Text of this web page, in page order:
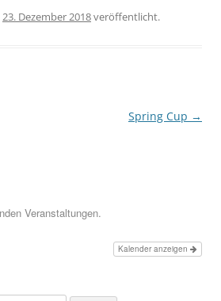
23. Dezember 2018veröffentlicht.
Spring Cup →
Veranstaltungen.
Kalender anzeigen